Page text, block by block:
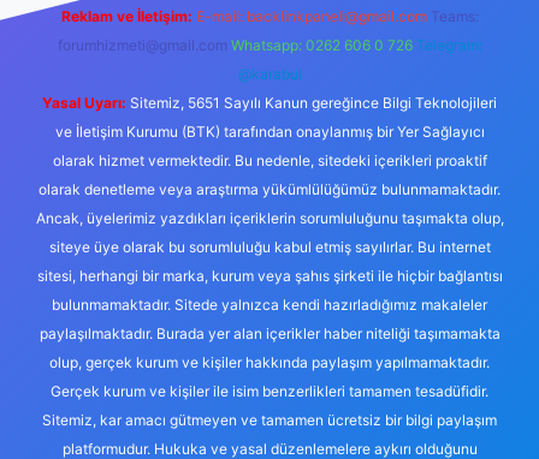
Reklam ve İletişim: E-mail: backlinkpaneli@gmail.com Teams:
forumhizmeti@gmail.com Whatsapp: 0262 606 0 726 Telegram:
@karabul
Yasal Uyarı: Sitemiz, 5651 Sayılı Kanun gereğince Bilgi Teknolojileri
ve İletişim Kurumu (BTK) tarafından onaylanmış bir Yer Sağlayıcı
olarak hizmet vermektedir. Bu nedenle, sitedeki içerikleri proaktif
olarak denetleme veya araştırma yükümlülüğümüz bulunmamaktadır.
Ancak, üyelerimiz yazdıkları içeriklerin sorumluluğunu taşımakta olup,
siteye üye olarak bu sorumluluğu kabul etmiş sayılırlar. Bu internet
sitesi, herhangi bir marka, kurum veya şahıs şirketi ile hiçbir bağlantısı
bulunmamaktadır. Sitede yalnızca kendi hazırladığımız makaleler
paylaşılmaktadır. Burada yer alan içerikler haber niteliği taşımamakta
olup, gerçek kurum ve kişiler hakkında paylaşım yapılmamaktadır.
Gerçek kurum ve kişiler ile isim benzerlikleri tamamen tesadüfidir.
Sitemiz, kar amacı gütmeyen ve tamamen ücretsiz bir bilgi paylaşım
platformudur. Hukuka ve yasal düzenlemelere aykırı olduğunu